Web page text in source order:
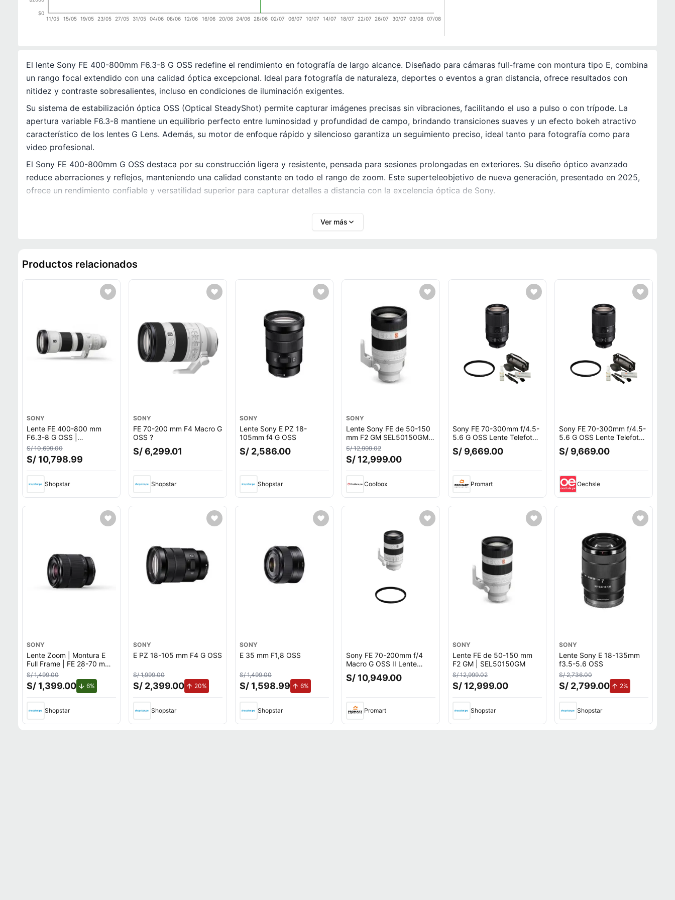
11/05 15/05 19/05 23/05 27/05 31/05 04/06 08/06 12/06 16/06 20/06 24/06 28/06 02/07 06/07 10/07 14/07 18/07 22/07 26/07 30/07 03/08 07/08
$0
El lente Sony FE 400-800mm F6.3-8 G OSS redefine el rendimiento en fotografía de largo alcance. Diseñado para cámaras full-frame con montura tipo E, combina
un rango focal extendido con una calidad óptica excepcional. Ideal para fotografía de naturaleza, deportes o eventos a gran distancia, ofrece resultados con
nitidez y contraste sobresalientes, incluso en condiciones de iluminación exigentes.
Su sistema de estabilización óptica OSS (Optical SteadyShot) permite capturar imágenes precisas sin vibraciones, facilitando el uso a pulso o con trípode. La
apertura variable F6.3-8 mantiene un equilibrio perfecto entre luminosidad y profundidad de campo, brindando transiciones suaves y un efecto bokeh atractivo
característico de los lentes G Lens. Además, su motor de enfoque rápido y silencioso garantiza un seguimiento preciso, ideal tanto para fotografía como para
video profesional.
El Sony FE 400-800mm G OSS destaca por su construcción ligera y resistente, pensada para sesiones prolongadas en exteriores. Su diseño óptico avanzado
reduce aberraciones y reflejos, manteniendo una calidad constante en todo el rango de zoom. Este superteleobjetivo de nueva generación, presentado en 2025,
ofrece un rendimiento confiable y versatilidad superior para capturar detalles a distancia con la excelencia óptica de Sony.
Ver más
Productos relacionados
SONY
Lente FE 400-800 mm
F6.3-8 G OSS |
SEL400800G
S/ 10,699.00
S/ 10,798.99
Shopstar
SONY
FE 70-200 mm F4 Macro G
OSS ?
S/ 6,299.01
Shopstar
SONY
Lente Sony E PZ 18-
105mm f4 G OSS
S/ 2,586.00
Shopstar
SONY
Lente Sony FE de 50-150
mm F2 GM SEL50150GM,
blanco
S/ 12,999.02
S/ 12,999.00
Coolbox
Sony FE 70-300mm f/4.5-
5.6 G OSS Lente Telefoto
con Filtro UV 72mm
S/ 9,669.00
Promart
Sony FE 70-300mm f/4.5-
5.6 G OSS Lente Telefoto
con Filtro UV 72mm
S/ 9,669.00
Oechsle
SONY
Lente Zoom | Montura E
Full Frame | FE 28-70 mm
F3.5-5.6 OSS II |
SEL28702
S/ 1,499.00
S/ 1,399.00 6% de descuento.
Shopstar
SONY
E PZ 18-105 mm F4 G OSS
S/ 1,999.00
S/ 2,399.00 20% de aumento.
Shopstar
SONY
E 35 mm F1,8 OSS
S/ 1,499.00
S/ 1,598.99 6%
Shopstar
Sony FE 70-200mm f/4
Macro G OSS II Lente
Telefoto Zoom con Filtro
UV de 72mm
S/ 10,949.00
Promart
SONY
Lente FE de 50-150 mm
F2 GM | SEL50150GM
S/ 12,999.02
S/ 12,999.00
Shopstar
SONY
Lente Sony E 18-135mm
f3.5-5.6 OSS
S/ 2,736.00
S/ 2,799.00 2%
Shopstar